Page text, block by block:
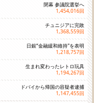
閉幕 参議院選挙へ
1,454,016回
チュニジアに完敗
1,368,559回
日銀“金融緩和維持"を表明
1,218,757回
生まれ変わったレトロ玩具
1,194,267回
ドバイから帰国の容疑者逮捕
1,147,455回